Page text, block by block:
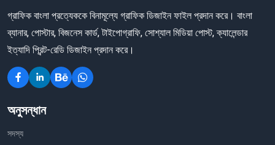
গ্রাফিক বাংলা প্রত্যেককে বিনামূল্যে গ্রাফিক ডিজাইন ফাইল প্রদান করে। বাংলা
ব্যানার, পোস্টার, বিজনেস কার্ড, টাইপোগ্রাফি, সোশ্যাল মিডিয়া পোস্ট, ক্যালেন্ডার
ইত্যাদি প্রিন্ট-রেডি ডিজাইন প্রদান করে।
অনুসন্ধান
সদস্য